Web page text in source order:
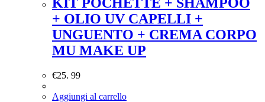
+ OLIO UV CAPELLI +
UNGUENTO + CREMA CORPO
MU MAKE UP
€25. 99
Aggiungi al carrello